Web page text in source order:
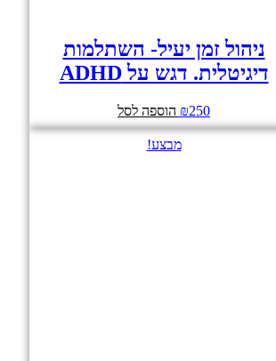
ניהול זמן יעיל- השתלמות
דיגיטלית. דגש על ADHD
₪250 הוספה לסל
מבצע!